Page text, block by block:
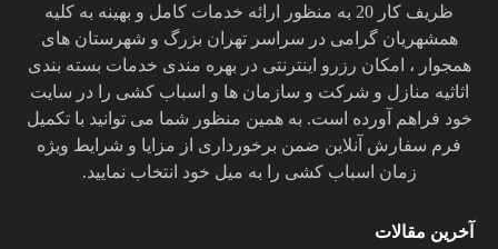
ظریف کار 20 به منظور ارائه خدمات کامل و بهینه به کلیه
همشهریان گرامی در سراسر تهران بزرگ و شهرستان های
همجوار ، امکان رزرو اینترنتی در بهره مندی خدمات بسته بندی
اثاثیه منازل و شرکت و سازمان ها و اسباب کشی را در سایت
خود فراهم آورده است. به همین منظور شما می توانید با تکمیل
فرم سفارش آنلاین ضمن برخورداری از مزایا و شرایط ویژه
زمان اسباب کشی را به میل خود انتخاب نمایید.
آخرین مقالات